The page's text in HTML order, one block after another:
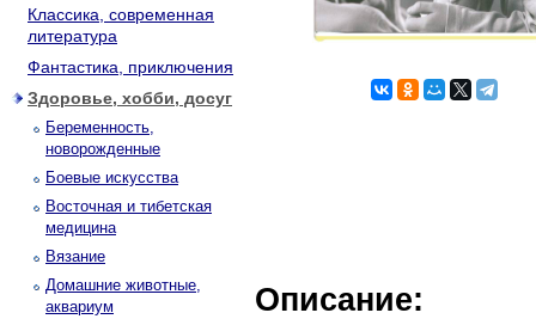
Классика, современная
литература
Фантастика, приключения
Здоровье, хобби, досуг
Беременность,
новорожденные
Боевые искусства
Восточная и тибетская
медицина
Вязание
Домашние животные,
аквариум
Описание: